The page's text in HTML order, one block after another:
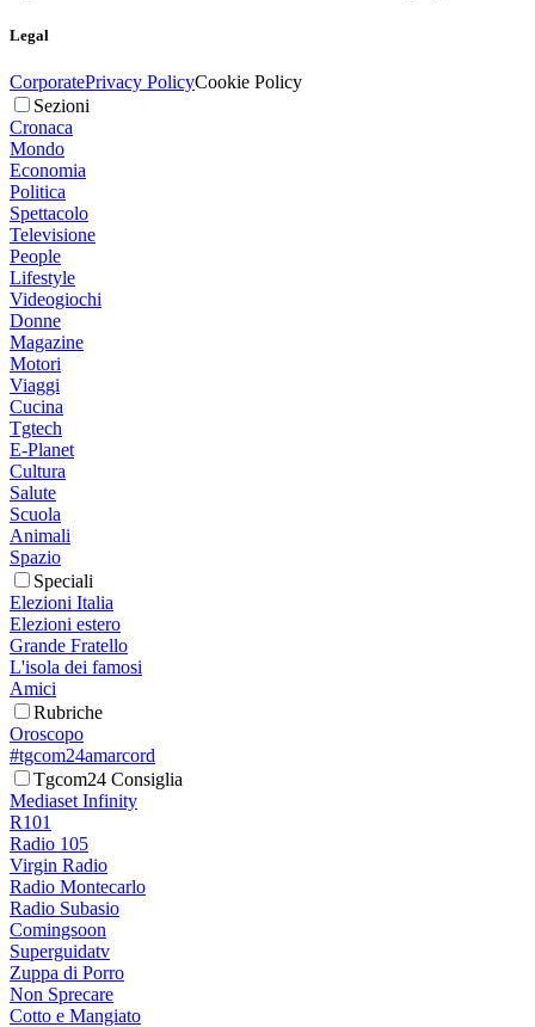
Legal
CorporatePrivacy PolicyCookie Policy
Sezioni
Cronaca
Mondo
Economia
Politica
Spettacolo
Televisione
People
Lifestyle
Videogiochi
Donne
Magazine
Motori
Viaggi
Cucina
Tgtech
E-Planet
Cultura
Salute
Scuola
Animali
Spazio
Speciali
Elezioni Italia
Elezioni estero
Grande Fratello
L'isola dei famosi
Amici
Rubriche
Oroscopo
#tgcom24amarcord
Tgcom24 Consiglia
Mediaset Infinity
R101
Radio 105
Virgin Radio
Radio Montecarlo
Radio Subasio
Comingsoon
Superguidatv
Zuppa di Porro
Non Sprecare
Cotto e Mangiato